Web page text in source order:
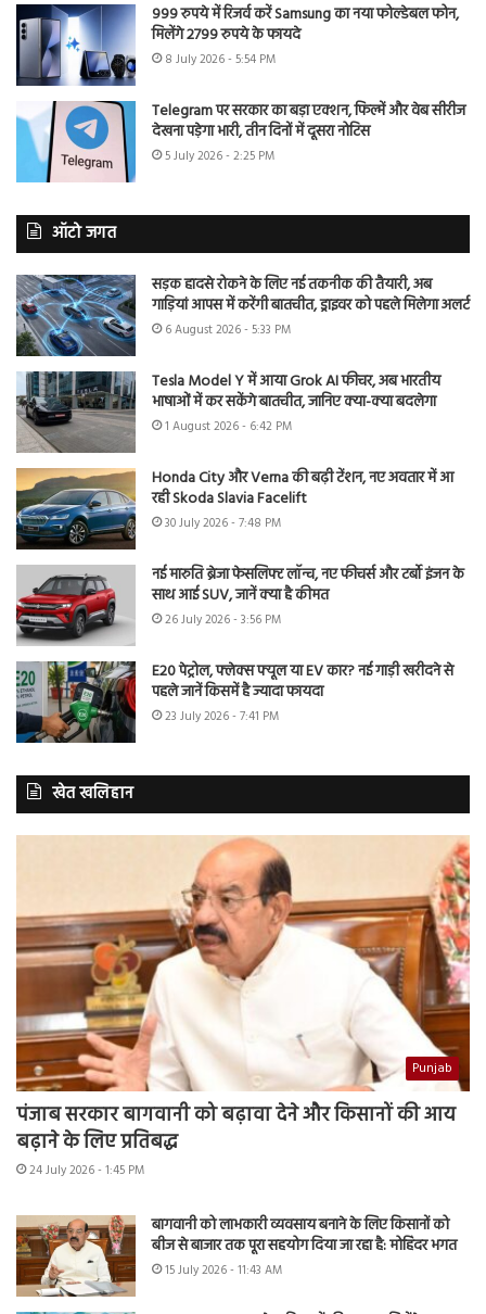
999 रुपये में रिजर्व करें Samsung का नया फोल्डेबल फोन,
मिलेंगे 2799 रुपये के फायदे
8 July 2026 - 5:54 PM
Telegram पर सरकार का बड़ा एक्शन, फिल्में और वेब सीरीज
देखना पड़ेगा भारी, तीन दिनों में दूसरा नोटिस
5 July 2026 - 2:25 PM
ऑटो जगत
सड़क हादसे रोकने के लिए नई तकनीक की तैयारी, अब
गाड़ियां आपस में करेंगी बातचीत, ड्राइवर को पहले मिलेगा अलर्ट
6 August 2026 - 5:33 PM
Tesla Model Y में आया Grok AI फीचर, अब भारतीय
भाषाओं में कर सकेंगे बातचीत, जानिए क्या-क्या बदलेगा
1 August 2026 - 6:42 PM
Honda City और Verna की बढ़ी टेंशन, नए अवतार में आ
रही Skoda Slavia Facelift
30 July 2026 - 7:48 PM
नई मारुति ब्रेजा फेसलिफ्ट लॉन्च, नए फीचर्स और टर्बो इंजन के
साथ आई SUV, जानें क्या है कीमत
26 July 2026 - 3:56 PM
E20 पेट्रोल, फ्लेक्स फ्यूल या EV कार? नई गाड़ी खरीदने से
पहले जानें किसमें है ज्यादा फायदा
23 July 2026 - 7:41 PM
खेत खलिहान
Punjab
पंजाब सरकार बागवानी को बढ़ावा देने और किसानों की आय
बढ़ाने के लिए प्रतिबद्ध
24 July 2026 - 1:45 PM
बागवानी को लाभकारी व्यवसाय बनाने के लिए किसानों को
बीज से बाजार तक पूरा सहयोग दिया जा रहा है: मोहिंदर भगत
15 July 2026 - 11:43 AM